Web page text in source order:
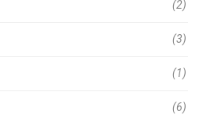
(2)
(3)
(1)
(6)